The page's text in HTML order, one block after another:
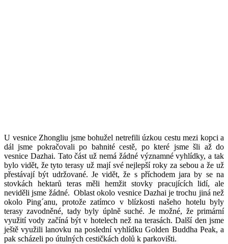
U vesnice Zhongliu jsme bohužel netrefili úzkou cestu mezi kopci a
dál jsme pokračovali po bahnité cestě, po které jsme šli až do
vesnice Dazhai. Tato část už nemá žádné významné vyhlídky, a tak
bylo vidět, že tyto terasy už mají své nejlepší roky za sebou a že už
přestávají být udržované. Je vidět, že s příchodem jara by se na
stovkách hektarů teras měli hemžit stovky pracujících lidí, ale
neviděli jsme žádné. Oblast okolo vesnice Dazhai je trochu jiná než
okolo Ping´anu, protože zatímco v blízkosti našeho hotelu byly
terasy zavodněné, tady byly úplně suché. Je možné, že primární
využití vody začíná být v hotelech než na terasách. Další den jsme
ještě využili lanovku na poslední vyhlídku Golden Buddha Peak, a
pak scházeli po útulných cestičkách dolů k parkovišti.